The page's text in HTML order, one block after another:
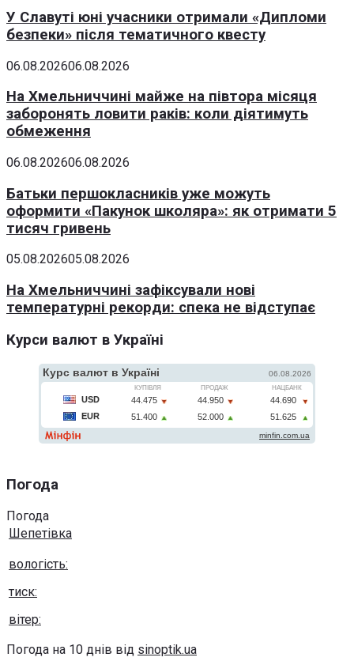
У Славуті юні учасники отримали «Дипломи
безпеки» після тематичного квесту
06.08.202606.08.2026
На Хмельниччині майже на півтора місяця
заборонять ловити раків: коли діятимуть
обмеження
06.08.202606.08.2026
Батьки першокласників уже можуть
оформити «Пакунок школяра»: як отримати 5
тисяч гривень
05.08.202605.08.2026
На Хмельниччині зафіксували нові
температурні рекорди: спека не відступає
Курси валют в Україні
Погода
Погода
Шепетівка
вологість:
тиск:
вітер:
Погода на 10 днів від sinoptik.ua